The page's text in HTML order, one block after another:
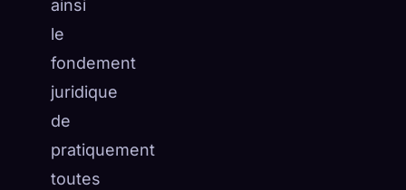
ainsi
le
fondement
juridique
de
pratiquement
toutes